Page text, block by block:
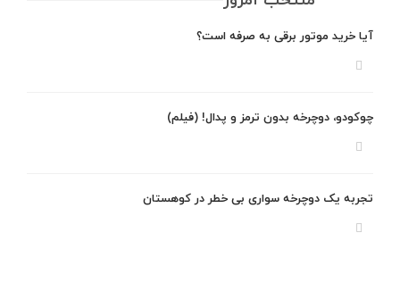
آیا خرید موتور برقی به صرفه است؟
چوکودو، دوچرخه بدون ترمز و پدال! (فیلم)
تجربه یک دوچرخه سواری بی خطر در کوهستان